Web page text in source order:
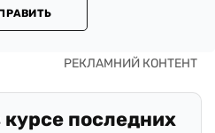
курсе последних